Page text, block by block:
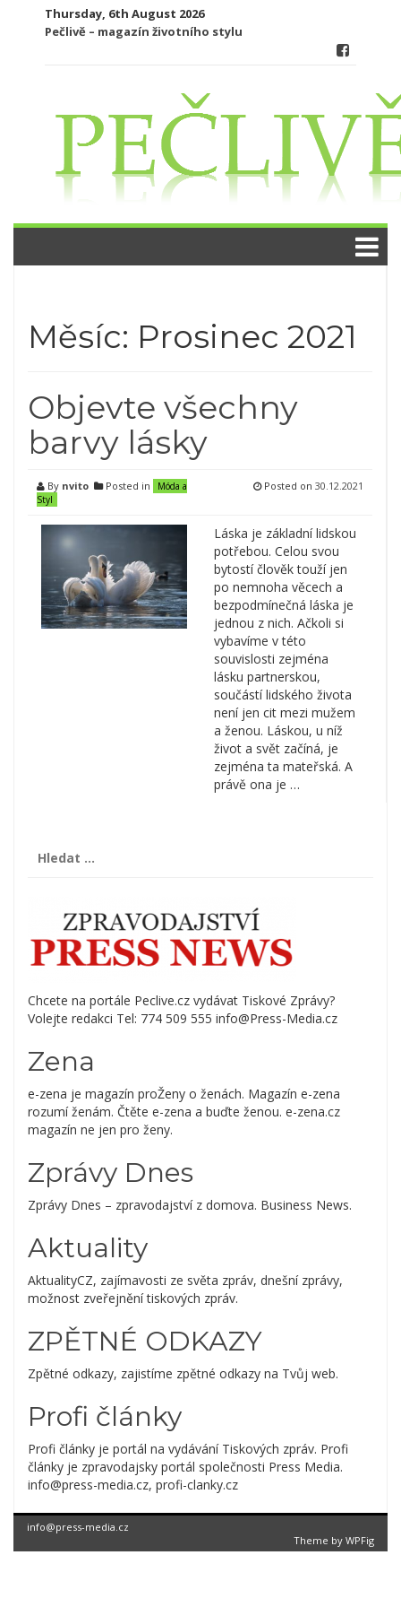
Thursday, 6th August 2026
Pečlivě – magazín životního stylu
Měsíc: Prosinec 2021
Objevte všechny
barvy lásky
By nvito Posted in
Móda a
Styl
Posted on 30.12.2021
Láska je základní lidskou
potřebou. Celou svou
bytostí člověk touží jen
po nemnoha věcech a
bezpodmínečná láska je
jednou z nich. Ačkoli si
vybavíme v této
souvislosti zejména
lásku partnerskou,
součástí lidského života
není jen cit mezi mužem
a ženou. Láskou, u níž
život a svět začíná, je
zejména ta mateřská. A
právě ona je …
Chcete na portále Peclive.cz vydávat Tiskové Zprávy?
Volejte redakci Tel: 774 509 555 info@Press-Media.cz
Zena
e-zena je magazín proŽeny o ženách. Magazín e-zena
rozumí ženám. Čtěte e-zena a buďte ženou. e-zena.cz
magazín ne jen pro ženy.
Zprávy Dnes
Zprávy Dnes – zpravodajství z domova. Business News.
Aktuality
AktualityCZ, zajímavosti ze světa zpráv, dnešní zprávy,
možnost zveřejnění tiskových zpráv.
ZPĚTNÉ ODKAZY
Zpětné odkazy, zajistíme zpětné odkazy na Tvůj web.
Profi články
Profi články je portál na vydávání Tiskových zpráv. Profi
články je zpravodajsky portál společnosti Press Media.
info@press-media.cz, profi-clanky.cz
info@press-media.cz
Theme by WPFig